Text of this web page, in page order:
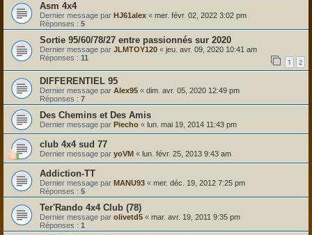
Asm 4x4
Dernier message par HJ61alex « mer. févr. 02, 2022 3:02 pm
Réponses : 5
Sortie 95/60/78/27 entre passionnés sur 2020
Dernier message par JLMTOY120 « jeu. avr. 09, 2020 10:41 am
Réponses : 11 1 2
DIFFERENTIEL 95
Dernier message par Alex95 « dim. avr. 05, 2020 12:49 pm
Réponses : 7
Des Chemins et Des Amis
Dernier message par Piecho « lun. mai 19, 2014 11:43 pm
club 4x4 sud 77
Dernier message par yoVM « lun. févr. 25, 2013 9:43 am
Addiction-TT
Dernier message par MANU93 « mer. déc. 19, 2012 7:25 pm
Réponses : 5
Ter'Rando 4x4 Club (78)
Dernier message par olivetd5 « mar. avr. 19, 2011 9:35 pm
Réponses : 1